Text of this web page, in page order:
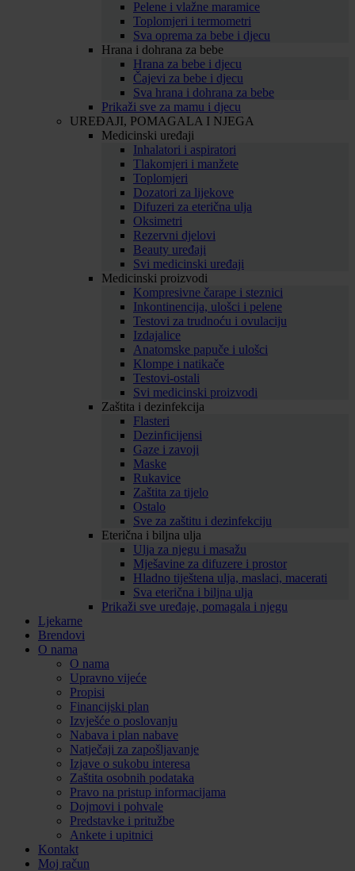
Pelene i vlažne maramice
Toplomjeri i termometri
Sva oprema za bebe i djecu
Hrana i dohrana za bebe
Hrana za bebe i djecu
Čajevi za bebe i djecu
Sva hrana i dohrana za bebe
Prikaži sve za mamu i djecu
UREĐAJI, POMAGALA I NJEGA
Medicinski uređaji
Inhalatori i aspiratori
Tlakomjeri i manžete
Toplomjeri
Dozatori za lijekove
Difuzeri za eterična ulja
Oksimetri
Rezervni djelovi
Beauty uređaji
Svi medicinski uređaji
Medicinski proizvodi
Kompresivne čarape i steznici
Inkontinencija, ulošci i pelene
Testovi za trudnoću i ovulaciju
Izdajalice
Anatomske papuče i ulošci
Klompe i natikače
Testovi-ostali
Svi medicinski proizvodi
Zaštita i dezinfekcija
Flasteri
Dezinficijensi
Gaze i zavoji
Maske
Rukavice
Zaštita za tijelo
Ostalo
Sve za zaštitu i dezinfekciju
Eterična i biljna ulja
Ulja za njegu i masažu
Mješavine za difuzere i prostor
Hladno tiještena ulja, maslaci, macerati
Sva eterična i biljna ulja
Prikaži sve uređaje, pomagala i njegu
Ljekarne
Brendovi
O nama
O nama
Upravno vijeće
Propisi
Financijski plan
Izvješće o poslovanju
Nabava i plan nabave
Natječaji za zapošljavanje
Izjave o sukobu interesa
Zaštita osobnih podataka
Pravo na pristup informacijama
Dojmovi i pohvale
Predstavke i pritužbe
Ankete i upitnici
Kontakt
Moj račun